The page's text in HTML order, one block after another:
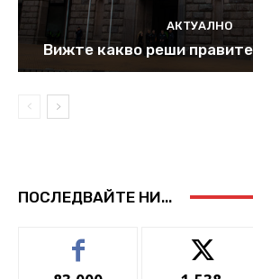
АКТУАЛНО
Вижте какво реши
ПОСЛЕДВАЙТЕ НИ...